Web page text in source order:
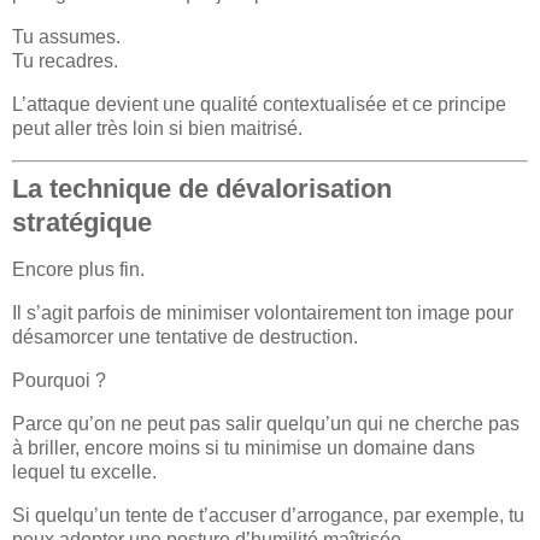
Tu assumes.
Tu recadres.
L’attaque devient une qualité contextualisée et ce principe
peut aller très loin si bien maitrisé.
La technique de dévalorisation
stratégique
Encore plus fin.
Il s’agit parfois de minimiser volontairement ton image pour
désamorcer une tentative de destruction.
Pourquoi ?
Parce qu’on ne peut pas salir quelqu’un qui ne cherche pas
à briller, encore moins si tu minimise un domaine dans
lequel tu excelle.
Si quelqu’un tente de t’accuser d’arrogance, par exemple, tu